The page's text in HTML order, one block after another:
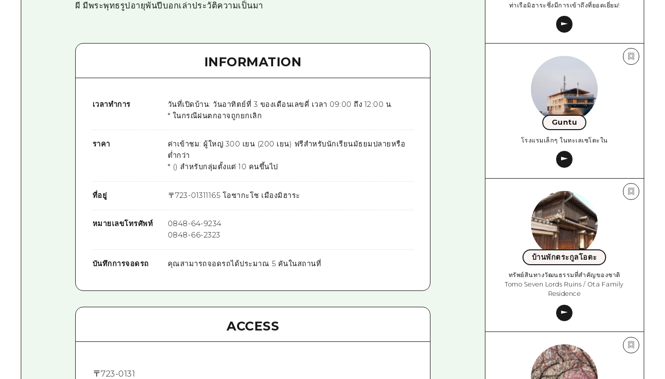
ผี มีพระพุทธรูปอายุพันปีบอกเล่าประวัติความเป็นมา
INFORMATION
เวลาทำการ
วันที่เปิดบ้าน: วันอาทิตย์ที่ 3 ของเดือนเลขคี่ เวลา 09:00 ถึง 12:00 น.
* ในกรณีฝนตกอาจถูกยกเลิก
ราคา
ค่าเข้าชม: ผู้ใหญ่ 300 เยน (200 เยน) ฟรีสำหรับนักเรียนมัธยมปลายหรือ
ต่ำกว่า
* () สำหรับกลุ่มตั้งแต่ 10 คนขึ้นไป
ที่อยู่ 〒723-01311165 โอซากะโช เมืองมิฮาระ
หมายเลขโทรศัพท์
0848-64-9234
0848-66-2323
บันทึกการจอดรถ คุณสามารถจอดรถได้ประมาณ 5 คันในสถานที่
ACCESS
〒723-0131
ท่าเรือมิฮาระซึ่งมีการเข้าถึงที่ยอดเยี่ยม!
Guntu
โรงแรมเล็กๆ ในทะเลเซโตะใน
บ้านพักตระกูลโอตะ
ทรัพย์สินทางวัฒนธรรมที่สำคัญของชาติ
Tomo Seven Lords Ruins / Ota Family
Residence